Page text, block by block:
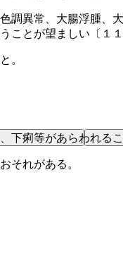
異常、大腸浮腫、
ことが望ましい〔１１
。
痢等があらわれるこ
それがある。